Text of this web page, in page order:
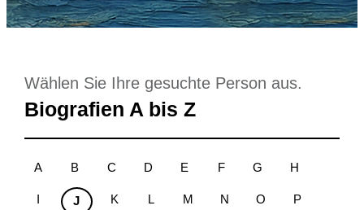
Wählen Sie Ihre gesuchte Person aus.
Biografien A bis Z
A B C D E F G H
I J K L M N O P